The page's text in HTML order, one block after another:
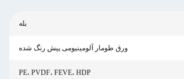
بله
ورق طومار آلومینیومی پیش رنگ شده
PE، PVDF، FEVE، HDP